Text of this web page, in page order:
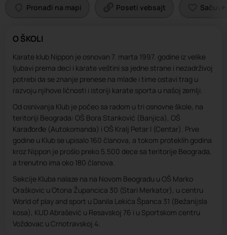
Pronađi na mapi Poseti vebsajt
O ŠKOLI
Karate klub Nippon je osnovan 7. marta 1997. godine iz velike
ljubavi prema deci i karate veštini sa jedne strane i nezadrživoj
potrebi da se znanje prenese na mlade i time ostavi trag u
razvoju njihove ličnosti i istoriji karate sporta u našoj zemlji.
Od osnivanja Klub je počeo sa radom u tri osnovne škole, na
teritoriji Beograda: OŠ Bora Stanković (Banjica), OŠ
Karađorđe (Autokomanda) i OŠ Kralj Petar I (Centar). Prve
godine u Klub se upisalo 160 članova, a tokom proteklih godina
kroz Nippon je prošlo preko 5.500 dece sa teritorije Beograda,
a trenutno ima oko 180 članova.
Sekcije Kluba nalaze na na Novom Beogradu u OŠ Marko
Oraškovic u Otona Župancica 30 (Stari Merkator), u centru
World of play and sport u Danila Lekića Španca 31 (Bežanijsla
kosa), KUD Abrašević u Resavskoj 76 i u Sportskom centru
Voždovac u Crnotravskoj 4.